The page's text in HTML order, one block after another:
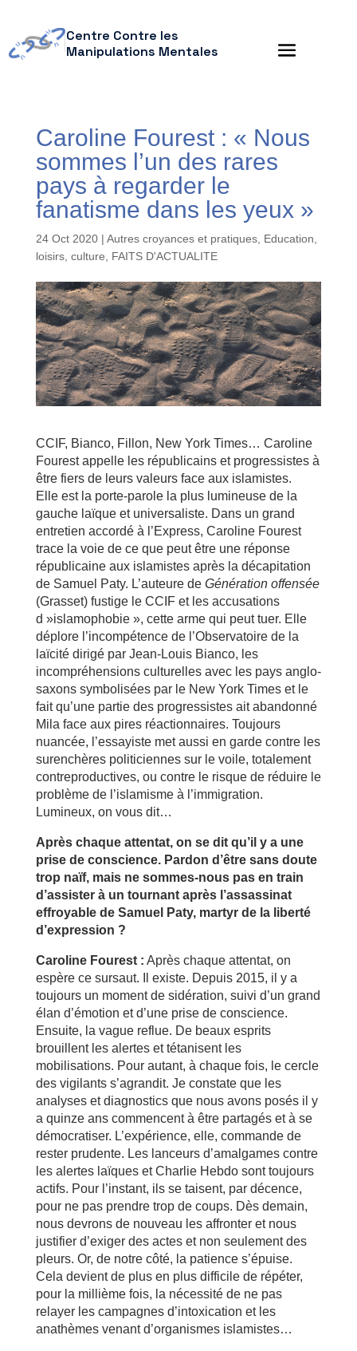
Centre Contre les
Manipulations Mentales
Caroline Fourest : « Nous
sommes l’un des rares
pays à regarder le
fanatisme dans les yeux »
24 Oct 2020| Autres croyances et pratiques, Education,
loisirs, culture
FAITS D'ACTUALITE
CCIF, Bianco, Fillon, New York Times… Caroline
Fourest appelle les républicains et progressistes à
être fiers de leurs valeurs face aux islamistes.
Elle est la porte-parole la plus lumineuse de la
gauche laïque et universaliste. Dans un grand
entretien accordé à l’Express, Caroline Fourest
trace la voie de ce que peut être une réponse
républicaine aux islamistes après la décapitation
de Samuel Paty. L’auteure de Génération offensée
(Grasset) fustige le CCIF et les accusations
d »islamophobie », cette arme qui peut tuer. Elle
déplore l’incompétence de l’Observatoire de la
laïcité dirigé par Jean-Louis Bianco, les
incompréhensions culturelles avec les pays anglo-
saxons symbolisées par le New York Times et le
fait qu’une partie des progressistes ait abandonné
Mila face aux pires réactionnaires. Toujours
nuancée, l’essayiste met aussi en garde contre les
surenchères politiciennes sur le voile, totalement
contreproductives, ou contre le risque de réduire le
problème de l’islamisme à l’immigration.
Lumineux, on vous dit…
Après chaque attentat, on se dit qu’il y a une
prise de conscience. Pardon d’être sans doute
trop naïf, mais ne sommes-nous pas en train
d’assister à un tournant après l’assassinat
effroyable de Samuel Paty, martyr de la liberté
d’expression ?
Caroline Fourest : Après chaque attentat, on
espère ce sursaut. Il existe. Depuis 2015, il y a
toujours un moment de sidération, suivi d’un grand
élan d’émotion et d’une prise de conscience.
Ensuite, la vague reflue. De beaux esprits
brouillent les alertes et tétanisent les
mobilisations. Pour autant, à chaque fois, le cercle
des vigilants s’agrandit. Je constate que les
analyses et diagnostics que nous avons posés il y
a quinze ans commencent à être partagés et à se
démocratiser. L’expérience, elle, commande de
rester prudente. Les lanceurs d’amalgames contre
les alertes laïques et Charlie Hebdo sont toujours
actifs. Pour l’instant, ils se taisent, par décence,
pour ne pas prendre trop de coups. Dès demain,
nous devrons de nouveau les affronter et nous
justifier d’exiger des actes et non seulement des
pleurs. Or, de notre côté, la patience s’épuise.
Cela devient de plus en plus difficile de répéter,
pour la millième fois, la nécessité de ne pas
relayer les campagnes d’intoxication et les
anathèmes venant d’organismes islamistes…